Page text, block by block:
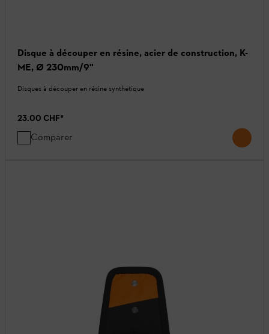
Disque à découper en résine, acier de construction, K-
ME, Ø 230mm/9"
Disques à découper en résine synthétique
23.00 CHF*
Comparer